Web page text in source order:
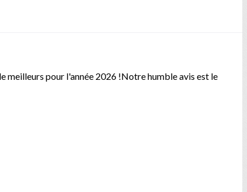
meilleurs pour l'année 2026 !Notre humble avis est le